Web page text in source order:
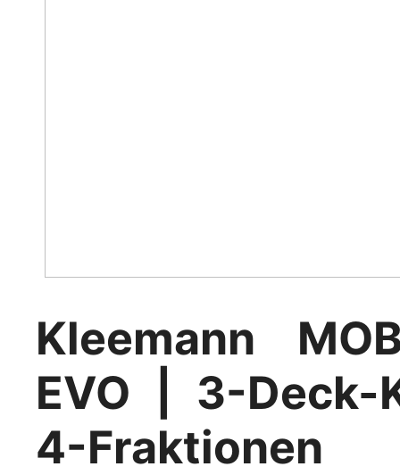
Kleemann
EVO | 3-Deck-
4-Fraktionen